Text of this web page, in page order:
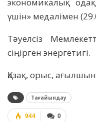
экономикалық
үшін» медалімен
Тәуелсіз
сіңірген энергетигі.
Қазақ, орыс, ағылшын
Тағайындау
0
944